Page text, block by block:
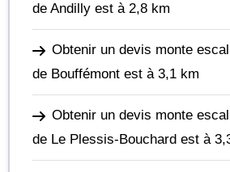
de Andilly est à 2,8 km
Obtenir un devis monte
de Bouffémont est à 3,1 km
Obtenir un devis monte
de Le Plessis-Bouchard est à